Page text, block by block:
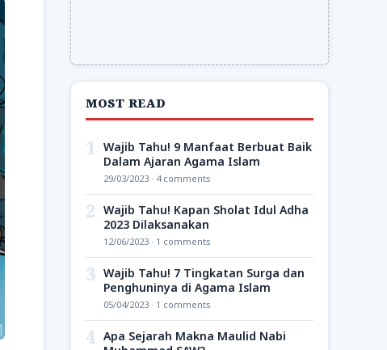
MOST READ
1 Wajib Tahu! 9 Manfaat Berbuat Baik
Dalam Ajaran Agama Islam
29/03/2023 · 4 comments
2 Wajib Tahu! Kapan Sholat Idul Adha
2023 Dilaksanakan
12/06/2023 · 1 comments
3 Wajib Tahu! 7 Tingkatan Surga dan
Penghuninya di Agama Islam
05/04/2023 · 1 comments
4 Apa Sejarah Makna Maulid Nabi